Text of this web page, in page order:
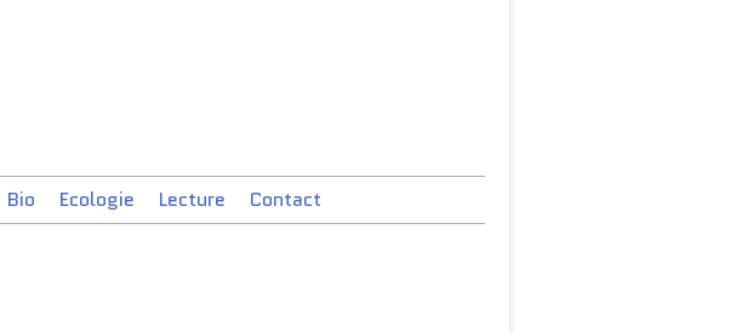
Bio Ecologie Lecture Contact